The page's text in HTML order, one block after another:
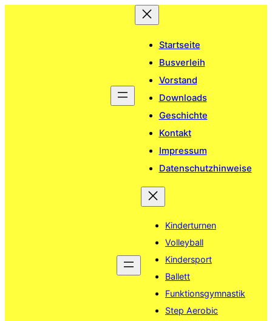
Startseite
Busverleih
Vorstand
Downloads
Geschichte
Kontakt
Impressum
Datenschutzhinweise
Kinderturnen
Volleyball
Kindersport
Ballett
Funktionsgymnastik
Step Aerobic